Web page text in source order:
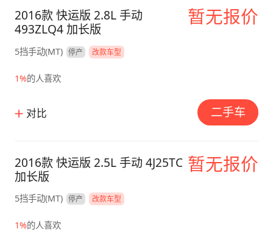
暂无报价
2016款 快运版 2.8L 手动
493ZLQ4 加长版
5挡手动(MT) 停产 改款车型
1%的人喜欢
对比 二手车
暂无报价
2016款 快运版 2.5L 手动 4J25TC
加长版
5挡手动(MT) 停产 改款车型
1%的人喜欢